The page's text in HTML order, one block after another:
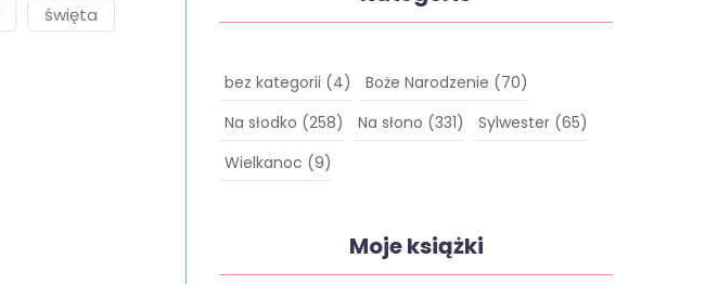
święta
bez kategorii (4) Boże Narodzenie (70)
Na słodko (258) Na słono (331) Sylwester (65)
Wielkanoc (9)
Moje książki